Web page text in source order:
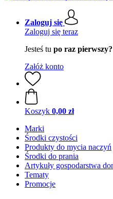
Zaloguj się
Zaloguj się teraz
Jesteś tu po raz pierwszy?
Załóż konto
Koszyk 0,00 zł
Marki
Środki czystości
Produkty do mycia naczyń
Środki do prania
Artykuły gospodarstwa
Tematy
Promocje